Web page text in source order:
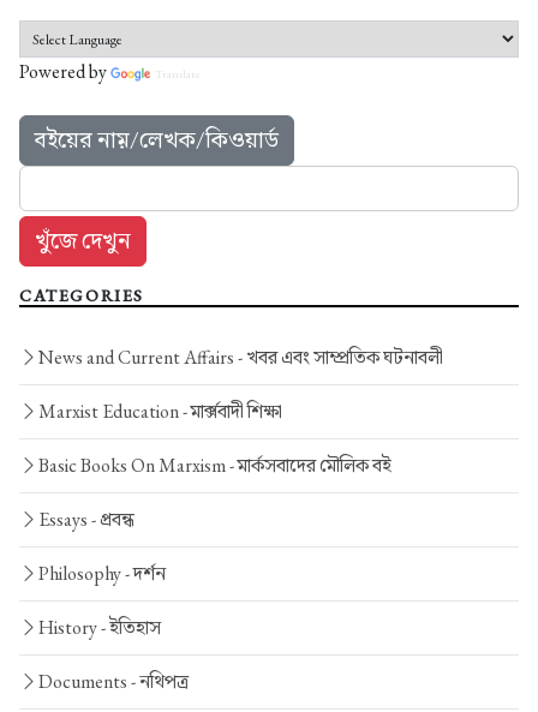
Powered by Translate
বইয়ের নাম়/লেখক/কিওয়ার্ড
CATEGORIES
News and Current Affairs -খবর এবং সাম্প্রতিক ঘটনাবলী
Marxist Education -মার্ক্সবাদী শিক্ষা
Basic Books On Marxism -মার্কসবাদের মৌলিক বই
Essays -প্রবন্ধ
Philosophy -দর্শন
History -ইতিহাস
Documents -নথিপত্র